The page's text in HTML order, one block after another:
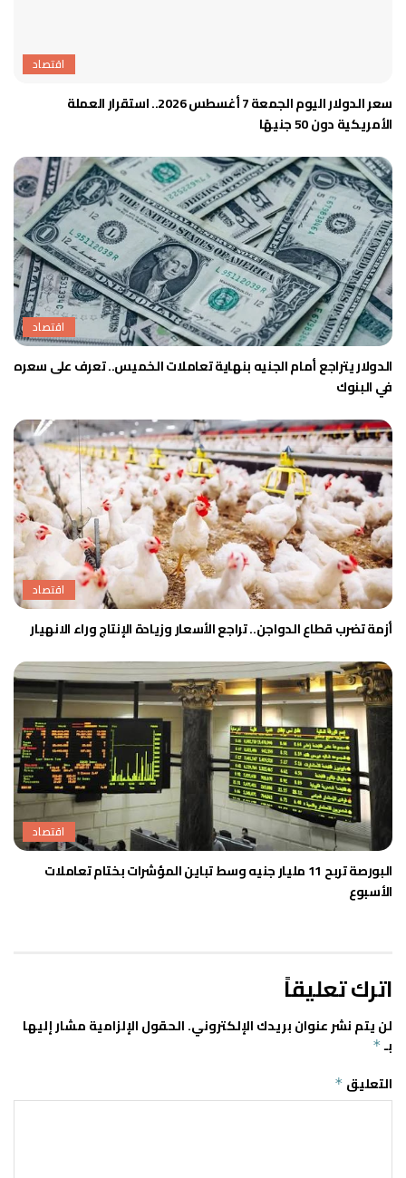
اقتصاد
سعر الدولار اليوم الجمعة 7 أغسطس 2026.. استقرار العملة
الأمريكية دون 50 جنيهًا
اقتصاد
الدولار يتراجع أمام الجنيه بنهاية تعاملات الخميس.. تعرف على سعره
في البنوك
اقتصاد
أزمة تضرب قطاع الدواجن.. تراجع الأسعار وزيادة الإنتاج وراء الانهيار
اقتصاد
البورصة تربح 11 مليار جنيه وسط تباين المؤشرات بختام تعاملات
الأسبوع
اترك تعليقاً
لن يتم نشر عنوان بريدك الإلكتروني.الحقول الإلزامية مشار إليها
بـ *
التعليق *